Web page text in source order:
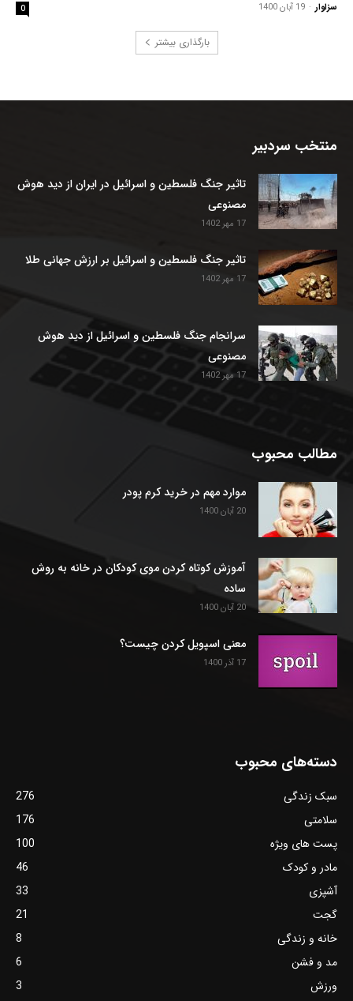
سزاوار - 19 آبان 1400 0
بارگذاری بیشتر
منتخب سردبیر
تاثیر جنگ فلسطین و اسرائیل در ایران از دید هوش
مصنوعی
17 مهر 1402
تاثیر جنگ فلسطین و اسرائیل بر ارزش جهانی طلا
17 مهر 1402
سرانجام جنگ فلسطین و اسرائیل از دید هوش
مصنوعی
17 مهر 1402
مطالب محبوب
موارد مهم در خرید کرم پودر
20 آبان 1400
آموزش کوتاه کردن موی کودکان در خانه به روش
ساده
20 آبان 1400
معنی اسپویل کردن چیست؟
17 آذر 1400
دسته‌های محبوب
سبک زندگی
276
سلامتی
176
پست های ویژه
100
مادر و کودک
46
آشپزی
33
گجت
21
خانه و زندگی
8
مد و فشن
6
ورزش
3